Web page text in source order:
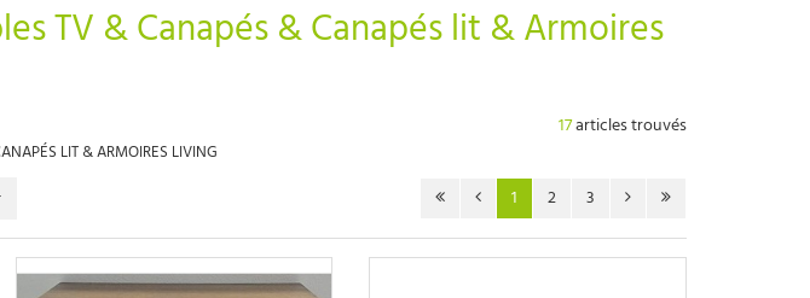
TV & Canapés& Canapés lit & Armoires
LIT & ARMOIRES LIVING
17articles trouvés
1 2 3